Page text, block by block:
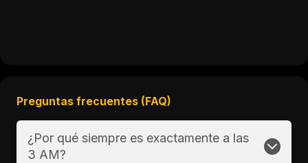
Preguntas frecuentes (FAQ)
¿Por qué siempre es exactamente a las
3 AM?